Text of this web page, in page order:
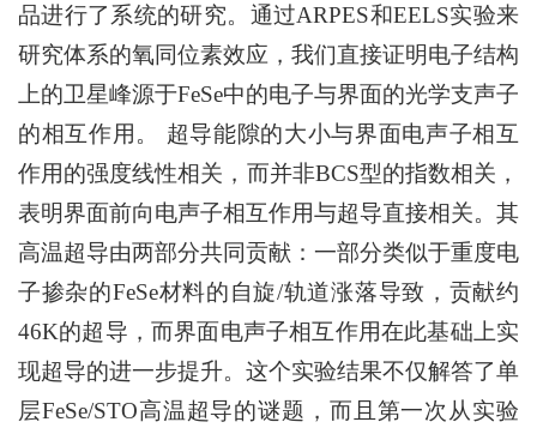
品进行了系统的研究。通过ARPES和EELS实验来
研究体系的氧同位素效应，我们直接证明电子结构
上的卫星峰源于FeSe中的电子与界面的光学支声子
的相互作用。 超导能隙的大小与界面电声子相互
作用的强度线性相关，而并非BCS型的指数相关，
表明界面前向电声子相互作用与超导直接相关。其
高温超导由两部分共同贡献：一部分类似于重度电
子掺杂的FeSe材料的自旋/轨道涨落导致，贡献约
46K的超导，而界面电声子相互作用在此基础上实
现超导的进一步提升。这个实验结果不仅解答了单
层FeSe/STO高温超导的谜题，而且第一次从实验